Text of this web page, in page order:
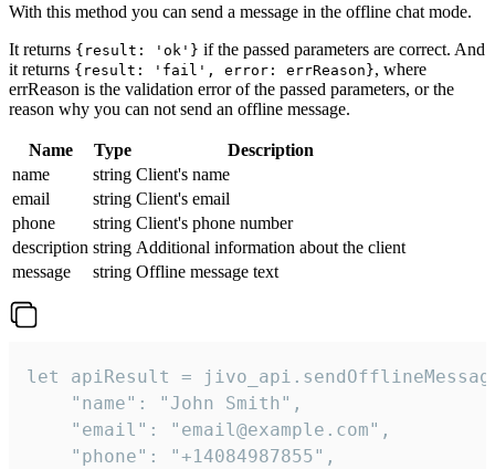
With this method you can send a message in the offline chat mode.
It returns {result: 'ok'} if the passed parameters are correct. And
it returns {result: 'fail', error: errReason}, where
errReason is the validation error of the passed parameters, or the
reason why you can not send an offline message.
Name Type
Description
name
string Client's name
email
string Client's email
phone
string Client's phone number
description string Additional information about the client
message
string Offline message text
let apiResult =
    "name": "John Smith",
    "email": "email@example.com",
    "phone": "+14084987855",